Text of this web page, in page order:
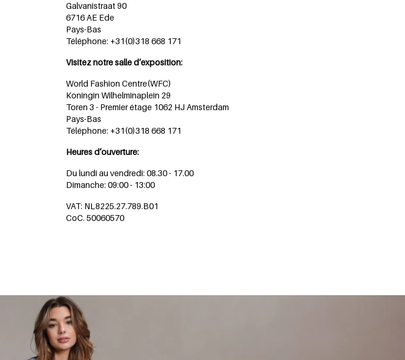
Galvanistraat 90
6716 AE Ede
Pays-Bas
Téléphone: +31(0)318 668 171
Visitez notre salle d’exposition:
World Fashion Centre(WFC)
Koningin Wilhelminaplein 29
Toren 3 - Premier étage 1062 HJ Amsterdam
Pays-Bas
Téléphone: +31(0)318 668 171
Heures d’ouverture:
Du lundi au vendredi: 08.30 - 17.00
Dimanche: 09:00 - 13:00
VAT: NL8225.27.789.B01
CoC. 50060570